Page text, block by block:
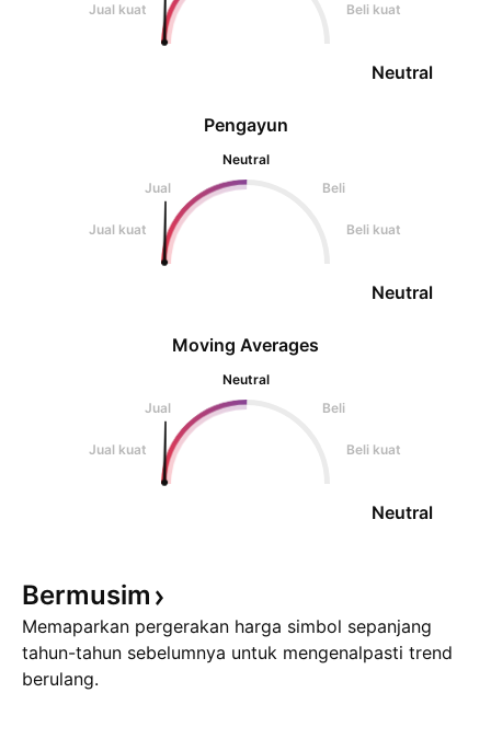
Pengayun
Neutral
Jual
Beli
Jual kuat Beli kuat
Neutral
Jual kuat Beli kuat
Neutral
Moving Averages
Neutral
Jual
Beli
Jual kuat Beli kuat
Neutral
Bermusim
Memaparkan pergerakan harga simbol sepanjang
tahun-tahun sebelumnya untuk mengenalpasti trend
berulang.